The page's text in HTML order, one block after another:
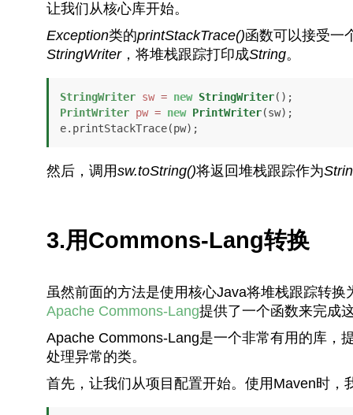
让我们从核心库开始。
Exception类的printStackTrace()函数可以接受一
StringWriter，将堆栈跟踪打印成String。
StringWriter sw = new StringWriter
PrintWriter pw = new PrintWriter(sw);
然后，调用sw.toString()将返回堆栈跟踪作为
3.用Commons-Lang转换
虽然前面的方法是使用核心Java将堆栈跟踪转换
Apache Commons-Lang提供了一个函数来完成
Apache Commons-Lang是一个非常有用的库，
处理异常的类。
首先，让我们从项目配置开始。使用Maven时，